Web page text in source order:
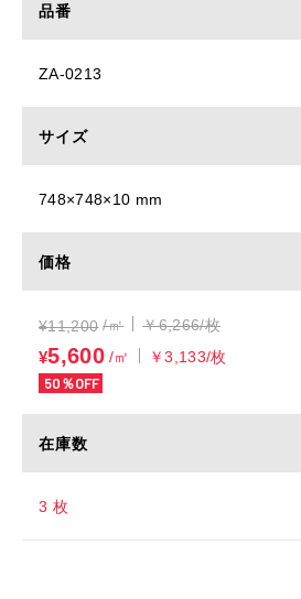
品番
ZA-0213
サイズ
748×748×10 mm
価格
¥11,200 /㎡ ￥6,266/枚
¥5,600 /㎡
￥3,133/枚
50％OFF
在庫数
3 枚